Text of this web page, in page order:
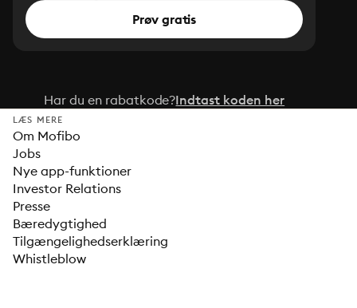
Prøv gratis
Har du en rabatkode?Indtast koden her
LÆS MERE
Om Mofibo
Jobs
Nye app-funktioner
Investor Relations
Presse
Bæredygtighed
Tilgængelighedserklæring
Whistleblow